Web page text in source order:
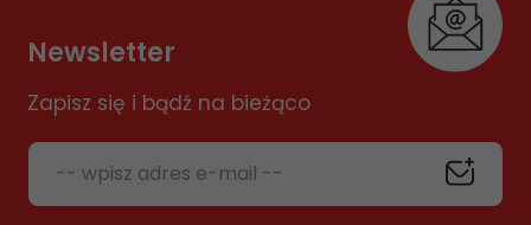
Newsletter
Zapisz się i bądź na bieżąco
-- wpisz adres e-mail --